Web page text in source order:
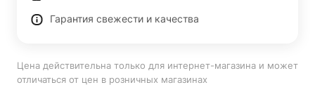
Гарантия свежести и качества
Цена действительна только для интернет-магазина и может
отличаться от цен в розничных магазинах